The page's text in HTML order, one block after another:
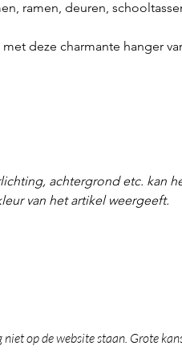
ramen, deuren,
deze charmante hanger
achtergrond etc. kan
van het artikel weergeeft.
op de website staan. Grote